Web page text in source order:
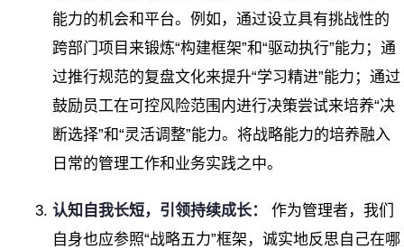
能力的机会和平台。例如，通过设立具有挑战性的
跨部门项目来锻炼“构建框架”和“驱动执行”能力；通
过推行规范的复盘文化来提升“学习精进”能力；通过
鼓励员工在可控风险范围内进行决策尝试来培养“决
断选择”和“灵活调整”能力。将战略能力的培养融入
日常的管理工作和业务实践之中。
认知自我长短，引领持续成长：
作为管理者，我们
自身也应参照“战略五力”框架，诚实地反思自己在哪